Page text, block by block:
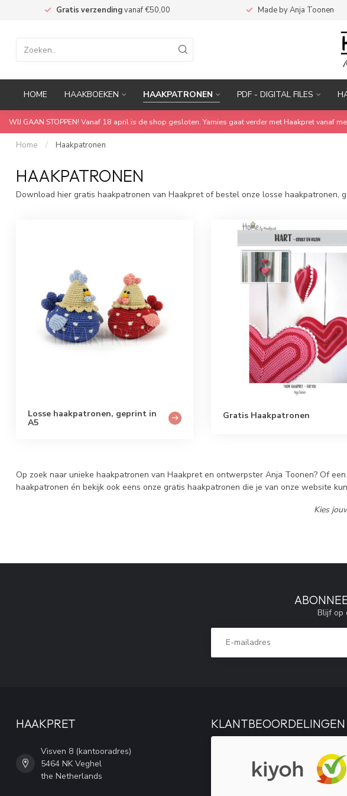
Gratis verzendingvanaf €50,00 Made by Anja Toonen
HOME HAAKBOEKEN HAAKPATRONEN PDF - DIGITAL FILES
WIJ GAAN STOPPEN! Vanaf 18 april is de shop gesloten. Yarnies gaat verder met Haakpret vanaf
Home / Haakpatronen
HAAKPATRONEN
Download hier gratis haakpatronen van Haakpret of bestel onze losse haakpatronen,
Losse haakpatronen, geprint in
A5
Gratis Haakpatronen
Op zoek naar unieke haakpatronen van Haakpret en ontwerpster Anja Toonen? Of
haakpatronen én bekijk ook eens onze gratis haakpatronen die je van onze website
Kies
Blijf op
HAAKPRET
Visven 8 (kantooradres)
5464 NK Veghel
the Netherlands
KLANTBEOORDELINGEN